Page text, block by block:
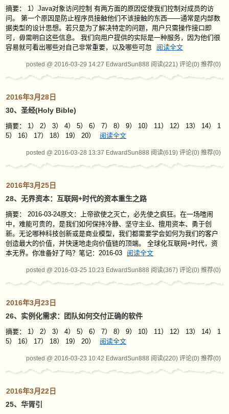
摘要： 1）Java对象访问控制 有两方面的原因促使我们控制对成员的访
问。 第一个原因是防止程序员接触他们不该接触的东西——通常是内部数
据类型的设计思想。若只是为了解决特定的问题，用户只需操作接口即
可，毋需明白这些信息。 我们向用户提供的实际是一种服务，因为他们很
容易就可看出哪些对自己非常重要，以及哪些可忽
阅读全文
posted @ 2016-03-29 14:27 EdwardSun888 阅读(221) 评论(0) 推荐(0)
2016年3月28日
30、圣经(Holy Bible)
摘要： 1） 2） 3） 4） 5） 6） 7） 8） 9） 10） 11） 12） 13） 14） 1
5） 16） 17） 18） 19） 20）
阅读全文
posted @ 2016-03-28 13:37 EdwardSun888 阅读(619) 评论(0) 推荐(0)
2016年3月25日
28、无界资本：互联网+时代的资本重生之路
摘要： 2016-03-24原文：上帝欲使之灭亡，必先使之疯狂。在一场喧闹
中，难能可贵的，是我们如何保持冷静、坚守主业、擅用资本、勇于创
新。无论哪种科技创新或是商业模型，我们都需要学会如何为我们的客户
创造最大的价值，并快速地走向价值链的顶端。 全球化互联网+时代，资
本无界。你准备好了吗？笔记：2016-03
阅读全文
posted @ 2016-03-25 10:23 EdwardSun888 阅读(367) 评论(0) 推荐(0)
2016年3月23日
26、实例化需求：团队如何交付正确的软件
摘要： 1） 2） 3） 4） 5） 6） 7） 8） 9） 10） 11） 12） 13） 14） 1
5） 16） 17） 18） 19） 20）
阅读全文
posted @ 2016-03-23 10:42 EdwardSun888 阅读(220) 评论(0) 推荐(0)
2016年3月22日
25、华胥引